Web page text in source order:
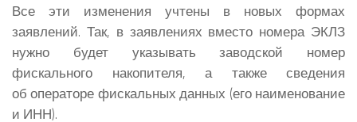
Все эти изменения учтены в новых формах
заявлений. Так, в заявлениях вместо номера ЭКЛЗ
нужно будет указывать заводской номер
фискального накопителя, а также сведения
об операторе фискальных данных (его наименование
и ИНН).